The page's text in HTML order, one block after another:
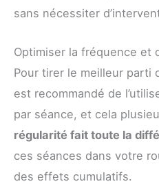
sans nécessiter
Optimiser la fréquence et
Pour tirer le meilleur parti
est recommandé de
par séance, et cela
régularité fait toute la
ces séances dans votre
des effets cumulatifs.